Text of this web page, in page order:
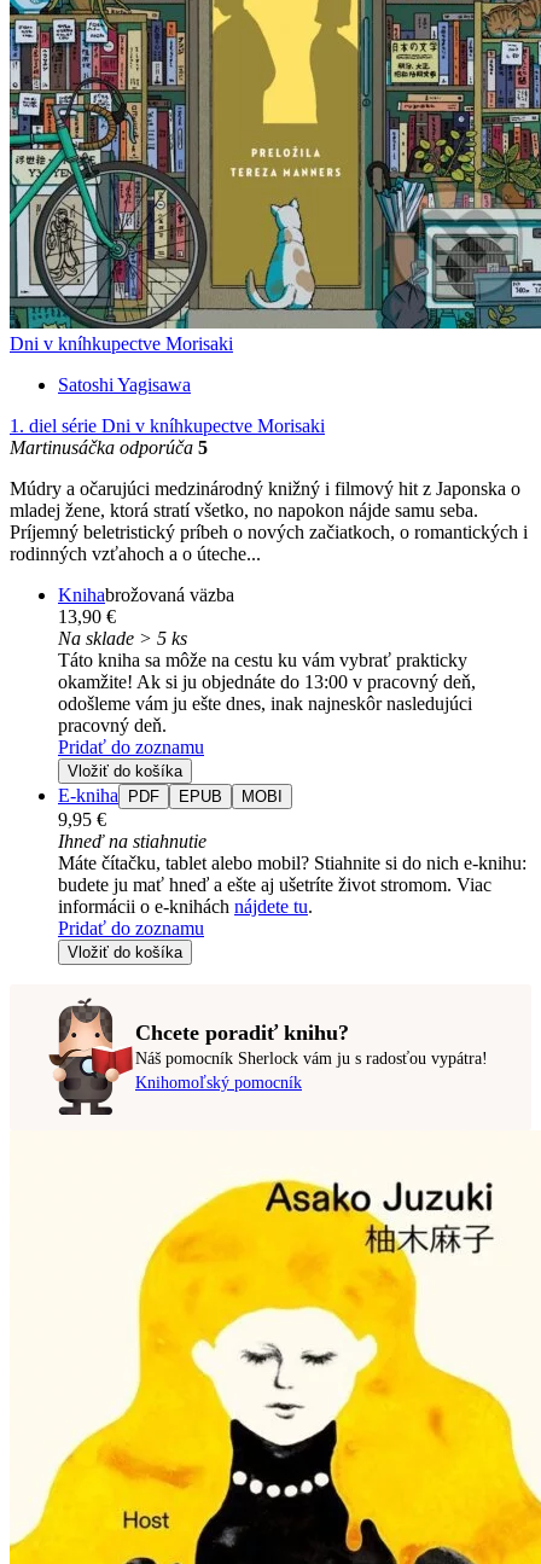
Dni v kníhkupectve Morisaki
Satoshi Yagisawa
1. diel série Dni v kníhkupectve Morisaki
Martinusáčka odporúča 5
Múdry a očarujúci medzinárodný knižný i filmový hit z Japonska o
mladej žene, ktorá stratí všetko, no napokon nájde samu seba.
Príjemný beletristický príbeh o nových začiatkoch, o romantických i
rodinných vzťahoch a o úteche...
Knihabrožovaná väzba
13,90 €
Na sklade > 5 ks
Táto kniha sa môže na cestu ku vám vybrať prakticky
okamžite! Ak si ju objednáte do 13:00 v pracovný deň,
odošleme vám ju ešte dnes, inak najneskôr nasledujúci
pracovný deň.
Pridať do zoznamu
Vložiť do košíka
E-kniha PDF EPUB MOBI
9,95 €
Ihneď na stiahnutie
Máte čítačku, tablet alebo mobil? Stiahnite si do nich e-knihu:
budete ju mať hneď a ešte aj ušetríte život stromom. Viac
informácii o e-knihách nájdete tu.
Pridať do zoznamu
Vložiť do košíka
Chcete poradiť knihu?
Náš pomocník Sherlock vám ju s radosťou vypátra!
Knihomoľský pomocník